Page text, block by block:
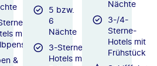
mit
&
5 bzw.
6
Nächte
3-Sterne-
Hotels mit
Nächte
3-/4-
Sterne-
Hotels mit
Frühstück